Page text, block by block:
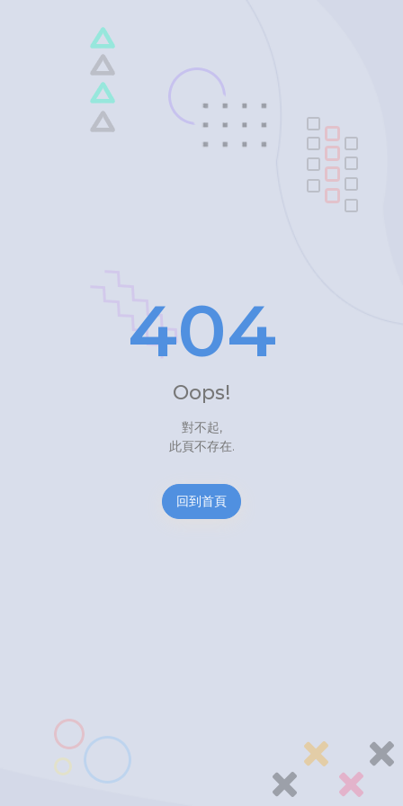
404
Oops!
對不起,
此頁不存在.
回到首頁